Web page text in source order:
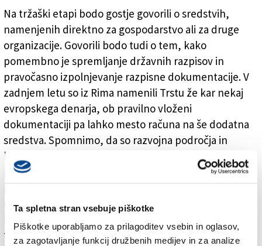
Ta spletna stran vsebuje piškotke
Piškotke uporabljamo za prilagoditev vsebin in oglasov,
za zagotavljanje funkcij družbenih medijev in za analize
Na tržaški etapi bodo gostje govorili o sredstvih,
namenjenih direktno za gospodarstvo ali za druge
organizacije. Govorili bodo tudi o tem, kako
pomembno je spremljanje državnih razpisov in
pravočasno izpolnjevanje razpisne dokumentacije. V
zadnjem letu so iz Rima namenili Trstu že kar nekaj
evropskega denarja, ob pravilno vloženi
dokumentaciji pa lahko mesto računa na še dodatna
sredstva. Spomnimo, da so razvojna področja in
komponente NOO, kjer lokalne skupnosti najdejo
priložnosti za črpanje denarja za projekte, zeleni
mobilnost), digitalna preobrazba tako gospodarstva
trajnostna in vključujoča rast.